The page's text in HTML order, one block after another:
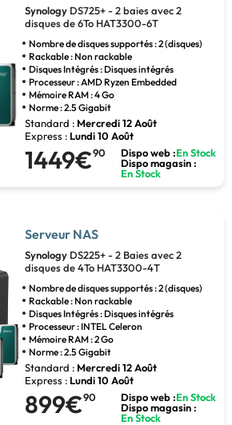
Synology DS725+ - 2 baies avec 2
disques de 6To HAT3300-6T
Nombre de disques supportés : 2 (disques)
Rackable : Non rackable
Disques Intégrés : Disques intégrés
Processeur : AMD Ryzen Embedded
Mémoire RAM : 4 Go
Norme : 2.5 Gigabit
Standard : Mercredi 12 Août
Express : Lundi 10 Août
1449€90 Dispo web :En Stock
Dispo magasin :
En Stock
Serveur NAS
Synology DS225+ - 2 Baies avec 2
disques de 4To HAT3300-4T
Nombre de disques supportés : 2 (disques)
Rackable : Non rackable
Disques Intégrés : Disques intégrés
Processeur : INTEL Celeron
Mémoire RAM : 2 Go
Norme : 2.5 Gigabit
Standard : Mercredi 12 Août
Express : Lundi 10 Août
899€90 Dispo web :En Stock
Dispo magasin :
En Stock